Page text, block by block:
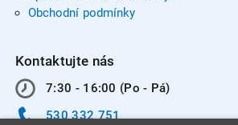
Obchodní podmínky
Kontaktujte nás
7:30 - 16:00 (Po - Pá)
530 332 751